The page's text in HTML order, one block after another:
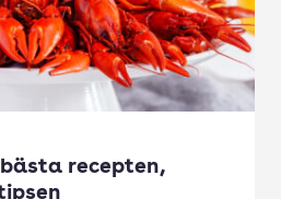
recepten,